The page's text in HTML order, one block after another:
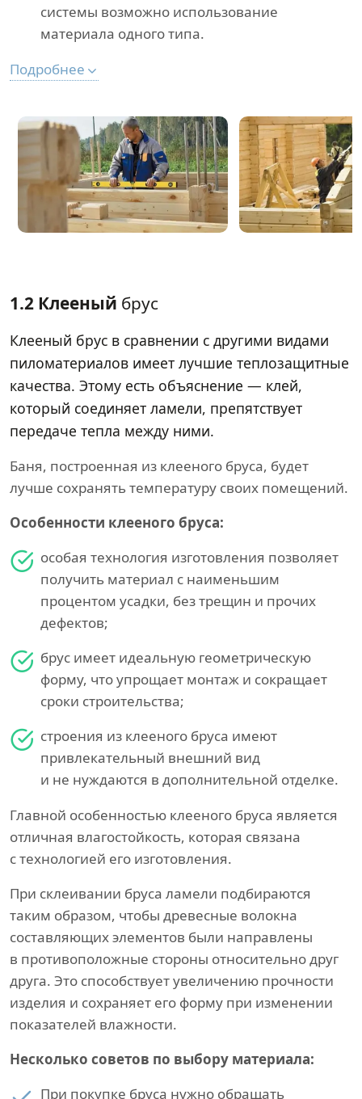
системы возможно использование
материала одного типа.
Подробнее
1.2 Клееный брус
Клееный брус в сравнении с другими видами
пиломатериалов имеет лучшие теплозащитные
качества. Этому есть объяснение — клей,
который соединяет ламели, препятствует
передаче тепла между ними.
Баня, построенная из клееного бруса, будет
лучше сохранять температуру своих помещений.
Особенности клееного бруса:
особая технология изготовления позволяет
получить материал с наименьшим
процентом усадки, без трещин и прочих
дефектов;
брус имеет идеальную геометрическую
форму, что упрощает монтаж и сокращает
сроки строительства;
строения из клееного бруса имеют
привлекательный внешний вид
и не нуждаются в дополнительной отделке.
Главной особенностью клееного бруса является
отличная влагостойкость, которая связана
с технологией его изготовления.
При склеивании бруса ламели подбираются
таким образом, чтобы древесные волокна
составляющих элементов были направлены
в противоположные стороны относительно друг
друга. Это способствует увеличению прочности
изделия и сохраняет его форму при изменении
показателей влажности.
Несколько советов по выбору материала:
При покупке бруса нужно обращать